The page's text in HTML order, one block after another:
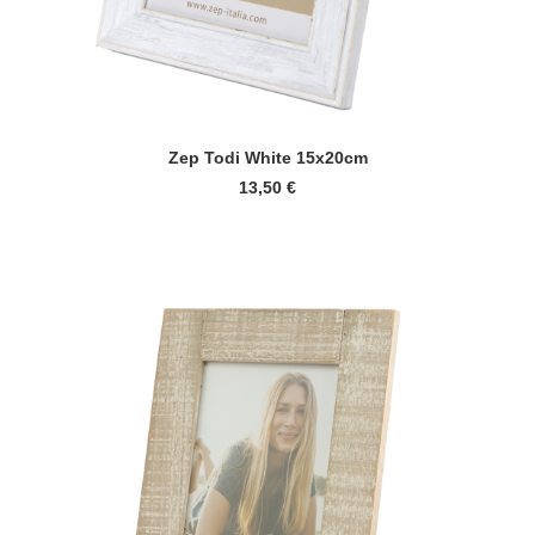
LISÄÄ OSTOSKORIIN
Zep Todi White 15x20cm
13,50 €